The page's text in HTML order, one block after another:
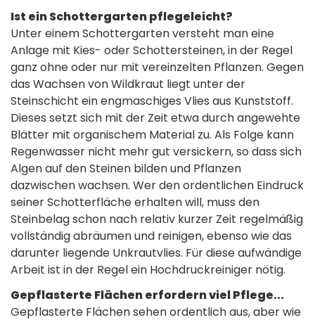
Ist ein Schottergarten pflegeleicht?
Unter einem Schottergarten versteht man eine
Anlage mit Kies- oder Schottersteinen, in der Regel
ganz ohne oder nur mit vereinzelten Pflanzen. Gegen
das Wachsen von Wildkraut liegt unter der
Steinschicht ein engmaschiges Vlies aus Kunststoff.
Dieses setzt sich mit der Zeit etwa durch angewehte
Blätter mit organischem Material zu. Als Folge kann
Regenwasser nicht mehr gut versickern, so dass sich
Algen auf den Steinen bilden und Pflanzen
dazwischen wachsen. Wer den ordentlichen Eindruck
seiner Schotterfläche erhalten will, muss den
Steinbelag schon nach relativ kurzer Zeit regelmäßig
vollständig abräumen und reinigen, ebenso wie das
darunter liegende Unkrautvlies. Für diese aufwändige
Arbeit ist in der Regel ein Hochdruckreiniger nötig.
Gepflasterte Flächen erfordern viel Pflege...
Gepflasterte Flächen sehen ordentlich aus, aber wie